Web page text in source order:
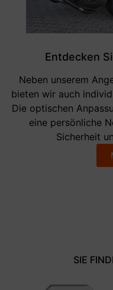
Entdecken
Neben unserem
bieten wir auch
Die optischen
eine persönliche
Sicherheit
SIE